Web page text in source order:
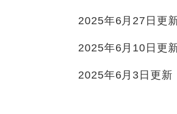
2025年6月27日更
2025年6月10日更
2025年6月3日更新